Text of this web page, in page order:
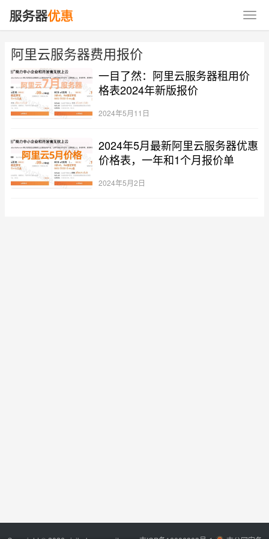
阿里云服务器费用报价
一目了然：阿里云服务器租用价
格表2024年新版报价
2024年5月11日
2024年5月最新阿里云服务器优惠
价格表，一年和1个月报价单
2024年5月2日